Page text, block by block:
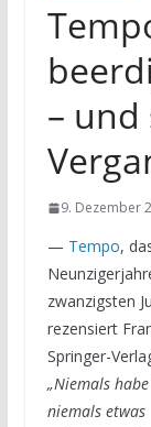
– und
9. Dezember
— Tempo,
zwanzigsten
rezensiert
Springer-
„Niemals
niemals etwas